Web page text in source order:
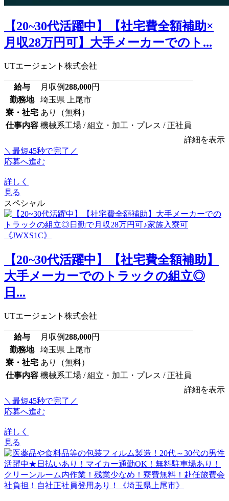
【20~30代活躍中】【社宅費全額補助×
月収28万円可】大手メーカーでのト...
UTエージェント株式会社
給与 月収例288,000円
勤務地
埼玉県 上尾市
寮・社宅 あり（無料）
仕事内容 機械系工場 / 組立・加工・プレス / 正社員
詳細を表示
＼最短45秒で完了／
応募へ進む
詳しく
見る
スペシャル
【20~30代活躍中】【社宅費全額補助】
大手メーカーでのトラックの組立◎
日...
UTエージェント株式会社
給与 月収例288,000円
勤務地
埼玉県 上尾市
寮・社宅 あり（無料）
仕事内容 機械系工場 / 組立・加工・プレス / 正社員
詳細を表示
＼最短45秒で完了／
応募へ進む
詳しく
見る